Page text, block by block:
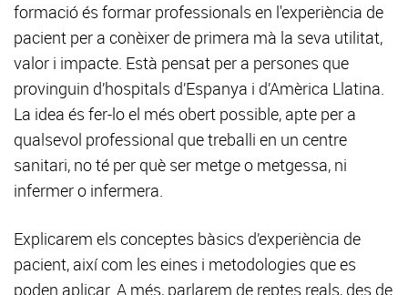
formació és formar professionals en l'experiència de
pacient per a conèixer de primera mà la seva utilitat,
valor i impacte. Està pensat per a persones que
provinguin d’hospitals d’Espanya i d’Amèrica Llatina.
La idea és fer-lo el més obert possible, apte per a
qualsevol professional que treballi en un centre
sanitari, no té per què ser metge o metgessa, ni
infermer o infermera.
Explicarem els conceptes bàsics d’experiència de
pacient, així com les eines i metodologies que es
poden aplicar. A més, parlarem de reptes reals, des de